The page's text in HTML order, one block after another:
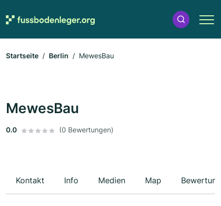
Startseite Berlin MewesBau
MewesBau
0.0 (0 Bewertungen)
Kontakt Info Medien Map